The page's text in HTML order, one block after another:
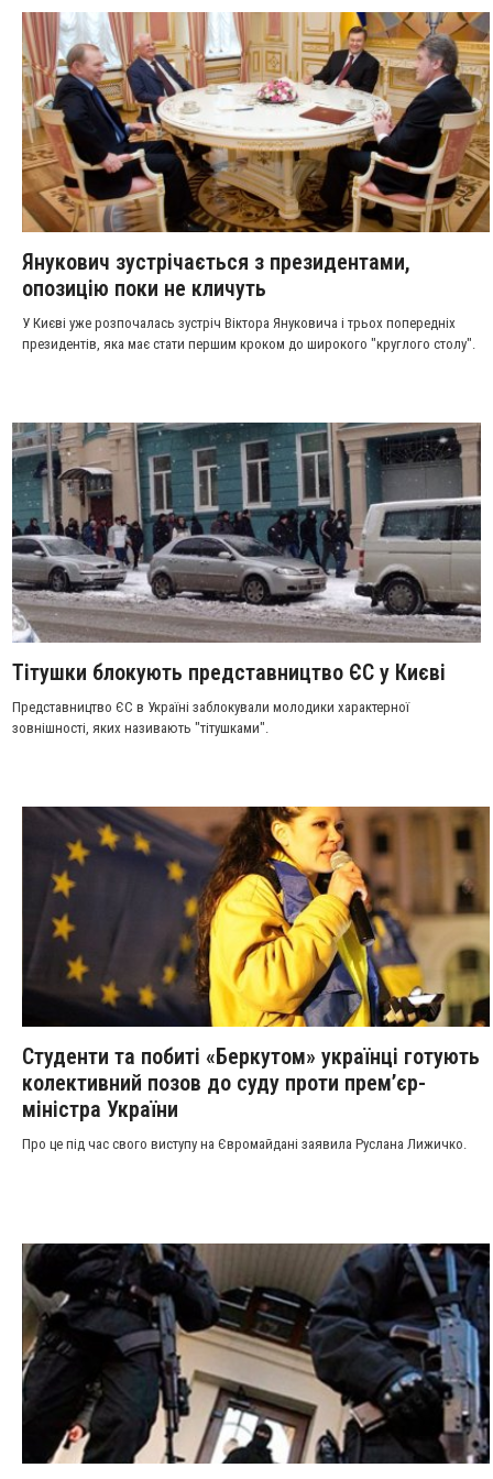
Янукович зустрічається з президентами,
опозицію поки не кличуть
У Києві уже розпочалась зустріч Віктора Януковича і трьох попередніх
президентів, яка має стати першим кроком до широкого "круглого столу".
Тітушки блокують представництво ЄС у Києві
Представництво ЄС в Україні заблокували молодики характерної
зовнішності, яких називають "тітушками".
Студенти та побиті «Беркутом» українці готують
колективний позов до суду проти прем’єр-
міністра України
Про це під час свого виступу на Євромайдані заявила Руслана Лижичко.